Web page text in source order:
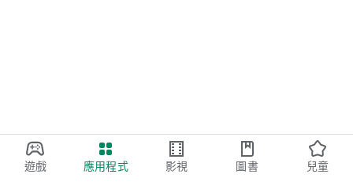
遊戲 應用程式 影視 圖書 兒童